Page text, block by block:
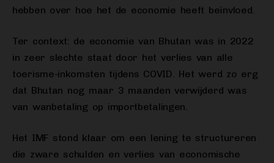
hebben over hoe het de economie heeft beïnvloed.
Ter context: de economie van Bhutan was in 2022
in zeer slechte staat door het verlies van alle
toerisme-inkomsten tijdens COVID. Het werd zo erg
dat Bhutan nog maar 3 maanden verwijderd was
van wanbetaling op importbetalingen.
Het IMF stond klaar om een lening te structureren
die zware schulden en verlies van economische